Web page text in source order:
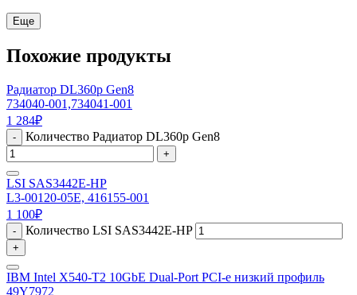
Еще
Похожие продукты
Радиатор DL360p Gen8
734040-001,734041-001
1 284₽
- Количество Радиатор DL360p Gen8
+
LSI SAS3442E-HP
L3-00120-05E, 416155-001
1 100₽
- Количество LSI SAS3442E-HP
+
IBM Intel X540-T2 10GbE Dual-Port PCI-e низкий профиль
49Y7972